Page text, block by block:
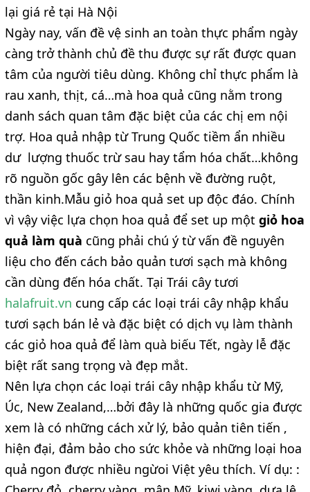
lại giá rẻ tại Hà Nội
Ngày nay, vấn đề vệ sinh an toàn thực phẩm ngày
càng trở thành chủ đề thu được sự rất được quan
tâm của người tiêu dùng. Không chỉ thực phẩm là
rau xanh, thịt, cá…mà hoa quả cũng nằm trong
danh sách quan tâm đặc biệt của các chị em nội
trợ. Hoa quả nhập từ Trung Quốc tiềm ẩn nhiều
dư lượng thuốc trừ sau hay tẩm hóa chất…không
rõ nguồn gốc gây lên các bệnh về đường ruột,
thần kinh.Mẫu giỏ hoa quả set up độc đáo. Chính
vì vậy việc lựa chọn hoa quả để set up một giỏ hoa
quả làm quà cũng phải chú ý từ vấn đề nguyên
liệu cho đến cách bảo quản tươi sạch mà không
cần dùng đến hóa chất. Tại Trái cây tươi
halafruit.vn cung cấp các loại trái cây nhập khẩu
tươi sạch bán lẻ và đặc biệt có dịch vụ làm thành
các giỏ hoa quả để làm quà biếu Tết, ngày lễ đặc
biệt rất sang trọng và đẹp mắt.
Nên lựa chọn các loại trái cây nhập khẩu từ Mỹ,
Úc, New Zealand,…bởi đây là những quốc gia được
xem là có những cách xử lý, bảo quản tiên tiến ,
hiện đại, đảm bảo cho sức khỏe và những loại hoa
quả ngon được nhiều ngừoi Việt yêu thích. Ví dụ: :